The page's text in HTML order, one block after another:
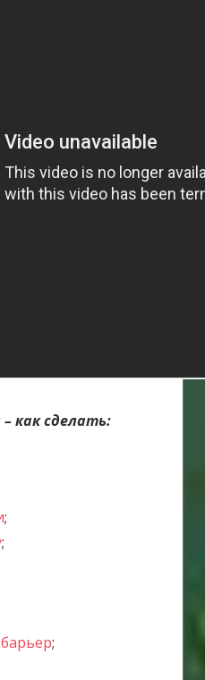
как сделать:
;
;
;